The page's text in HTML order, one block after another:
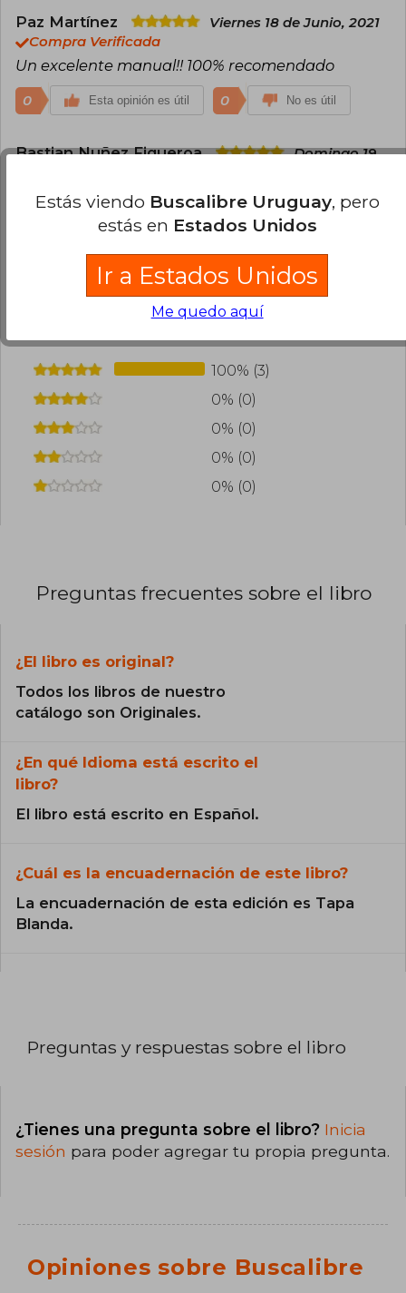
Paz Martínez
Viernes 18 de Junio, 2021
Compra Verificada
Un excelente manual!! 100% recomendado
0 Esta opinión es útil 0 No es útil
Bastian Nuñez Figueroa
Domingo 19
Llegó en perfecto estado. Un buen manual.
¿Leíste este libro? Inicia sesiónpara poder
agregar tu propia evaluación.
100% (3)
0% (0)
0% (0)
0% (0)
0% (0)
Preguntas frecuentes sobre el libro
¿El libro es original?
Todos los libros de nuestro
catálogo son Originales.
¿En qué Idioma está escrito el
libro?
El libro está escrito en Español.
¿Cuál es la encuadernación de este libro?
La encuadernación de esta edición es Tapa
Blanda.
Preguntas y respuestas sobre el libro
¿Tienes una pregunta sobre el libro? Inicia
sesión para poder agregar tu propia pregunta.
Opiniones sobre Buscalibre
Estás viendo Buscalibre Uruguay, pero
estás en Estados Unidos
Ir a Estados Unidos
Me quedo aquí